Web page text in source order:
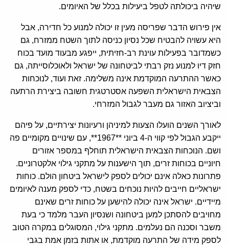
שיהיה ביכולתה לטפל ביעילות בכלל של האיומים.
אין פירוש הדבר שפריסה מעין זו יכולה למנוע כל חדירה, אבל
היא עשויה להבטיח שכל נסיון כניסה לתוך השטח ממזרח, גם
כשמדובר בפעילות עוינת רב-חזיתית, ייפגע מבעוד מועד בכוח
חזק דיו למנוע נזק רבתי לביטחונה של ישראל ולאוכלוסייתה, גם
כאשר ההתרעה המוקדמת אינה משלימה. זאת ועוד, לנוכחות
הצבאית הישראלית השפעה אסטרטגית חשובה ביצירת הרתעה
וביציוב האזור גם מעבר לגבול המזרחי.
לאורך השנים הועלו הצעות למיניהן ורעיונות יצירתיים, על פיהם
ייקבע הגבול לפי קווי ה-4 ביוני **1967**, עם שינויים מקומיים פה
ושם. הנוכחות הצבאית הישראלית תוחלף במספר אזורים
חיוניים בכוחות זרים, תוך הישענות על מתקני גילוי אלקטרוניים.
פתרונות כאלה אינם יכולים לספק לישראל ביטחון הולם. כוחות
ישראליים חייבים להיות נוכחים בשטח, כדי לספק מענה לאיומים
מיידיים. ישראל אינה יכולה להישען על כוחות זרים שאינם
מחויבים להסתכן למען ביטחונה ושנסיון העבר מלמד כי בעת
משבר וסכנה הם נעלמים. מתקני גילוי, המסוגלים במקרה הטוב
לספק מידה של התרעה מוקדמת, או אתות בזמן אמת בגבי